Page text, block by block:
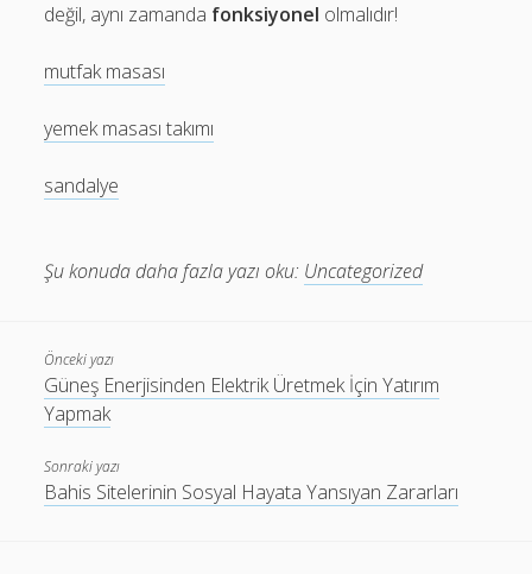
değil, aynı zamanda fonksiyonel olmalıdır!
mutfak masası
yemek masası takımı
sandalye
Şu konuda daha fazla yazı oku: Uncategorized
Önceki yazı
Güneş Enerjisinden Elektrik Üretmek İçin Yatırım
Yapmak
Sonraki yazı
Bahis Sitelerinin Sosyal Hayata Yansıyan Zararları